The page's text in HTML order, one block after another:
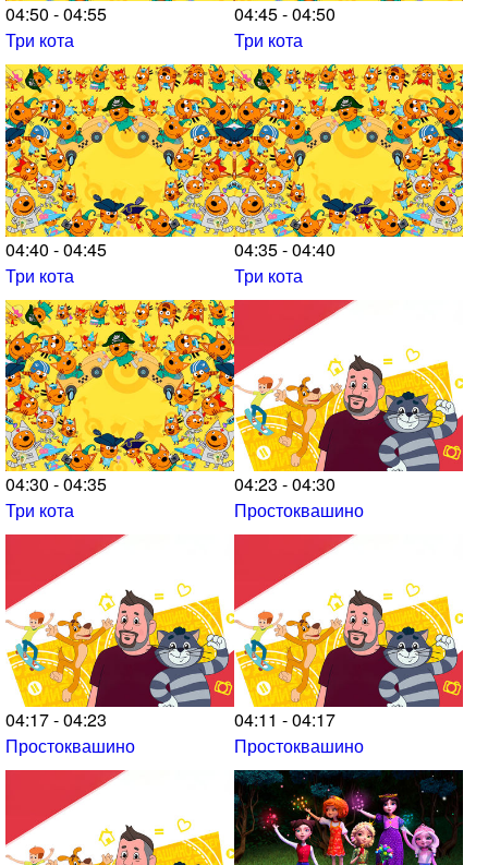
04:50 - 04:55
Три кота
04:45 - 04:50
Три кота
04:40 - 04:45
Три кота
04:35 - 04:40
Три кота
04:30 - 04:35
Три кота
04:23 - 04:30
Простоквашино
04:17 - 04:23
Простоквашино
04:11 - 04:17
Простоквашино